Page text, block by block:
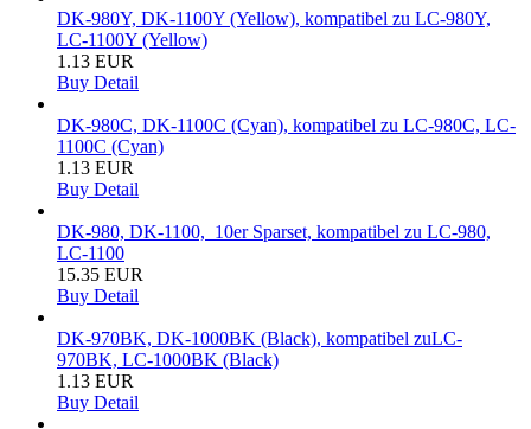
DK-980Y, DK-1100Y (Yellow), kompatibel zu LC-980Y,
LC-1100Y (Yellow)
1.13 EUR
Buy Detail
DK-980C, DK-1100C (Cyan), kompatibel zu LC-980C, LC-
1100C (Cyan)
1.13 EUR
Buy Detail
DK-980, DK-1100, 10er Sparset, kompatibel zu LC-980,
LC-1100
15.35 EUR
Buy Detail
DK-970BK, DK-1000BK (Black), kompatibel zuLC-
970BK, LC-1000BK (Black)
1.13 EUR
Buy Detail